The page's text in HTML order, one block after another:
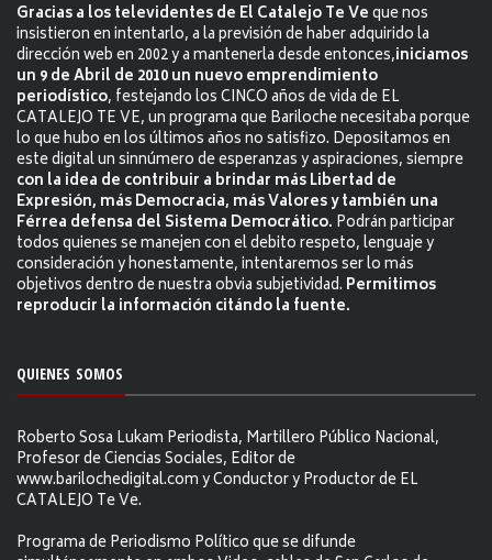
Gracias a los televidentes de El Catalejo Te Veque nos
insistieron en intentarlo, a la previsión de haber adquirido la
dirección web en 2002 y a mantenerla desde entonces,iniciamos
un 9 de Abril de 2010 un nuevo emprendimiento
periodístico, festejando los CINCO años de vida de EL
CATALEJO TE VE, un programa que Bariloche necesitaba porque
lo que hubo en los últimos años no satisfizo. Depositamos en
este digital un sinnúmero de esperanzas y aspiraciones, siempre
con la idea de contribuir a brindar más Libertad de
Expresión, más Democracia, más Valores y también una
Férrea defensa del Sistema Democrático. Podrán participar
todos quienes se manejen con el debito respeto, lenguaje y
consideración y honestamente, intentaremos ser lo más
objetivos dentro de nuestra obvia subjetividad. Permitimos
reproducir la información citándo la fuente.
QUIENES SOMOS
Roberto Sosa Lukam Periodista, Martillero Público Nacional,
Profesor de Ciencias Sociales, Editor de
www.barilochedigital.com y Conductor y Productor de EL
CATALEJO Te Ve.
Programa de Periodismo Político que se difunde